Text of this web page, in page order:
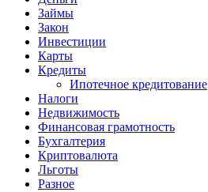
Займы
Закон
Инвестиции
Карты
Кредиты
Ипотечное кредитование
Налоги
Недвижимость
Финансовая грамотность
Бухгалтерия
Криптовалюта
Льготы
Разное